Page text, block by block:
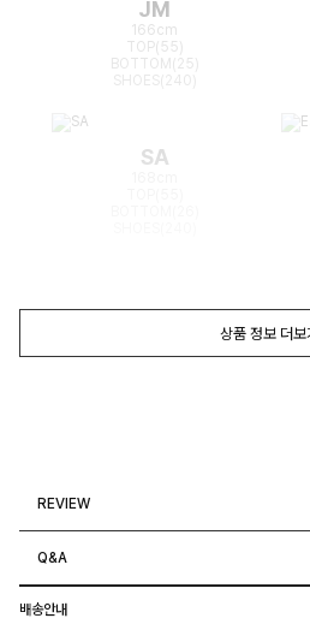
JM
166cm
TOP(55)
BOTTOM(25)
SA
상품 정보 더보
REVIEW
Q&A
배송안내